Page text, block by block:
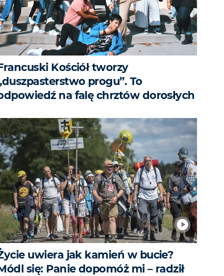
Kościół tworzy
progu”. To
na falę chrztów dorosłych
uwiera jak kamień w bucie?
się: Panie dopomóż mi – radził